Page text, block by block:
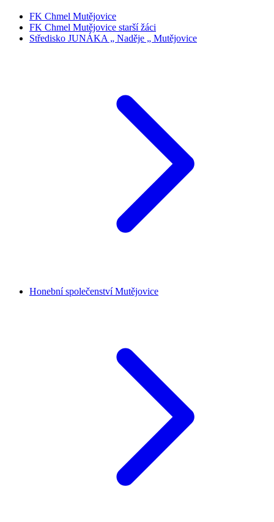
FK Chmel Mutějovice
FK Chmel Mutějovice starší žáci
Středisko JUNÁKA „ Naděje „ Mutějovice
Honební společenství Mutějovice